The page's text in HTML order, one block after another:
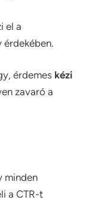
el a
érdemes kézi
zavaró a
minden
a CTR-t